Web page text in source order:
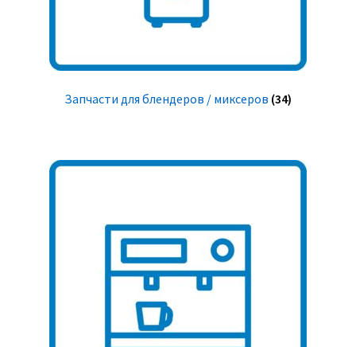
Запчасти для блендеров / миксеров (34)